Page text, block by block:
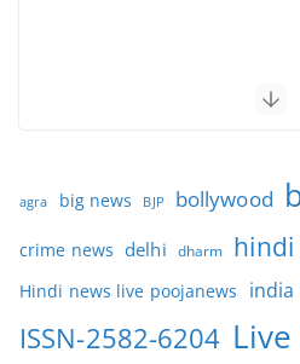
agra big news BJP bollywood
crime news delhi dharm hindi
Hindi news live poojanews india
ISSN-2582-6204